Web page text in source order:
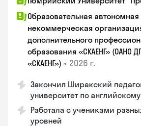
Образовательная автономная
некоммерческая
дополнительного
образования «СКАЕНГ» (ОАНО
«СКАЕНГ») • 2026 г.
Закончил Ширакский
университет по
Работала с учениками
уровней